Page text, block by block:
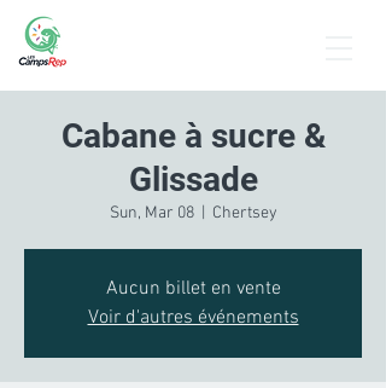
Cabane à sucre &
Glissade
Sun, Mar 08
  |
Chertsey
Aucun billet en vente
Voir d'autres événements